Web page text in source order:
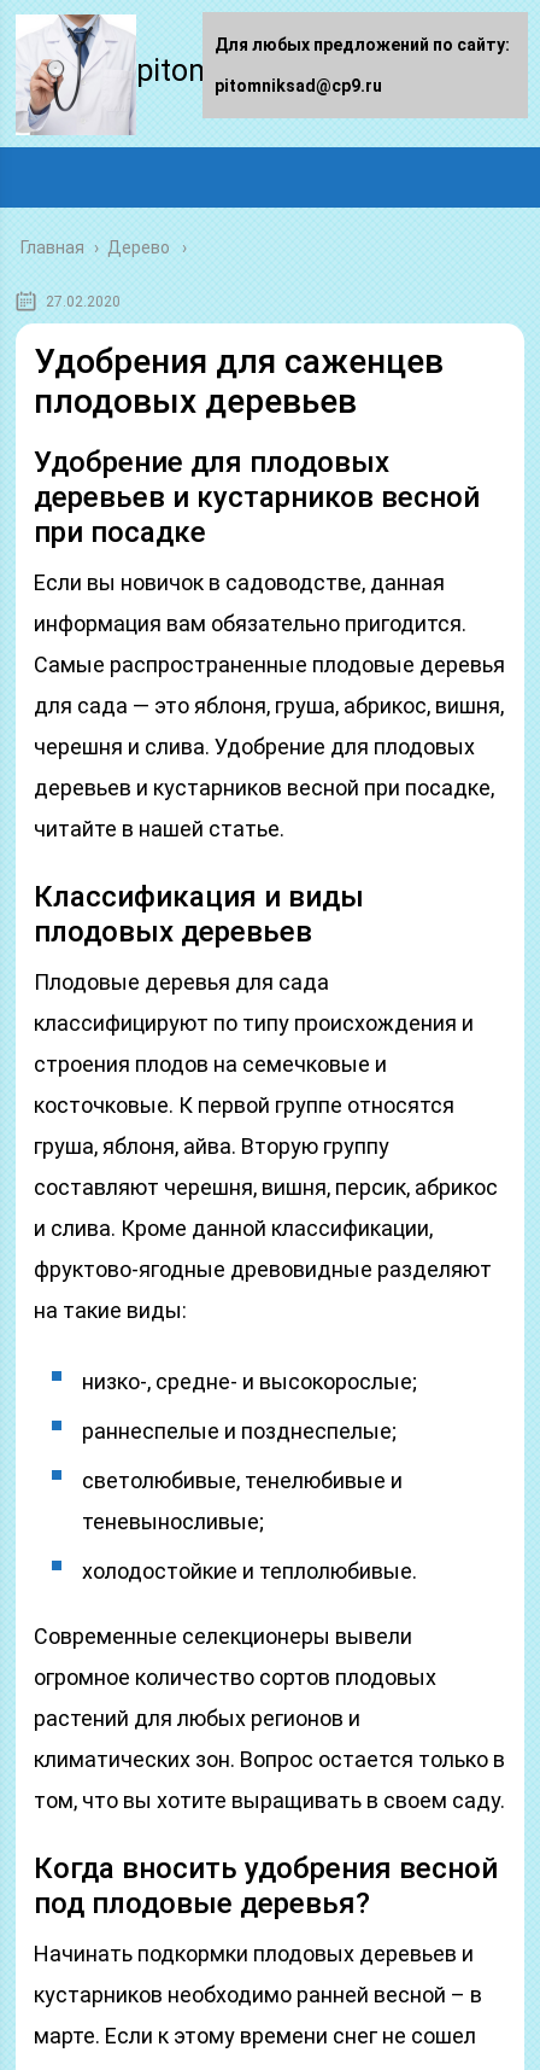
pitomniksad.ru
Главная › Дерево
27.02.2020
Удобрения для саженцев
плодовых деревьев
Удобрение для плодовых
деревьев и кустарников весной
при посадке
Если вы новичок в садоводстве, данная
информация вам обязательно пригодится.
Самые распространенные плодовые деревья
для сада — это яблоня, груша, абрикос, вишня,
черешня и слива. Удобрение для плодовых
деревьев и кустарников весной при посадке,
читайте в нашей статье.
Классификация и виды
плодовых деревьев
Плодовые деревья для сада
классифицируют по типу происхождения и
строения плодов на семечковые и
косточковые. К первой группе относятся
груша, яблоня, айва. Вторую группу
составляют черешня, вишня, персик, абрикос
и слива. Кроме данной классификации,
фруктово-ягодные древовидные разделяют
на такие виды:
низко-, средне- и высокорослые;
раннеспелые и позднеспелые;
светолюбивые, тенелюбивые и
теневыносливые;
холодостойкие и теплолюбивые.
Современные селекционеры вывели
огромное количество сортов плодовых
растений для любых регионов и
климатических зон. Вопрос остается только в
том, что вы хотите выращивать в своем саду.
Когда вносить удобрения весной
под плодовые деревья?
Начинать подкормки плодовых деревьев и
кустарников необходимо ранней весной – в
марте. Если к этому времени снег не сошел
Для любых предложений по сайту:
pitomniksad@cp9.ru